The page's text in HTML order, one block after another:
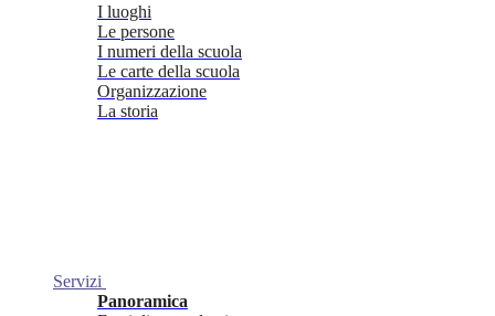
I luoghi
Le persone
I numeri della scuola
Le carte della scuola
Organizzazione
La storia
Servizi
Panoramica